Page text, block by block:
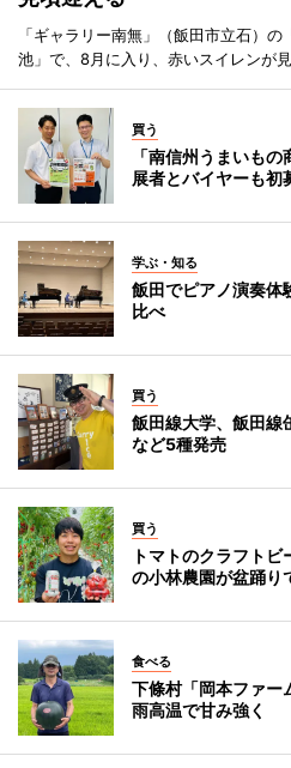
「ギャラリー南無」（飯田市立石）の
池」で、8月に入り、赤いスイレンが
買う
「南信州うまいも
展者とバイヤーも初
学ぶ・知る
飯田でピアノ演奏
比べ
買う
飯田線大学、飯田線
など5種発売
買う
トマトのクラフト
の小林農園が盆踊り
食べる
下條村「岡本ファ
雨高温で甘み強く